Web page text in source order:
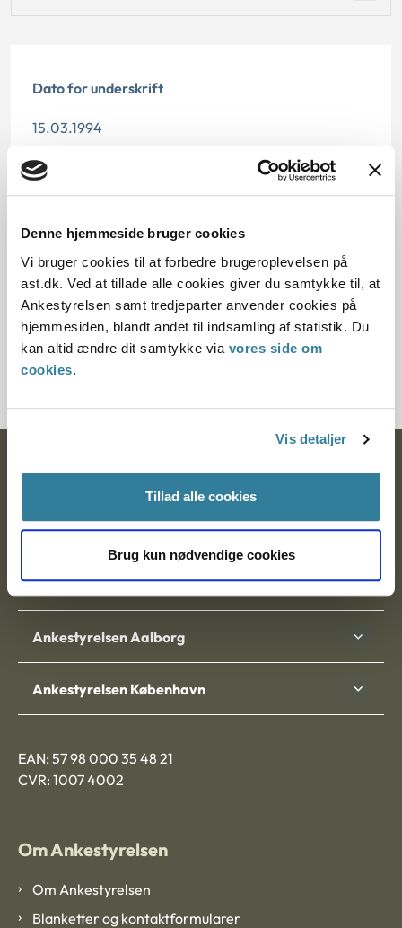
Denne hjemmeside bruger cookies
Vi bruger cookies til at forbedre brugeroplevelsen på
ast.dk. Ved at tillade alle cookies giver du samtykke til, at
Ankestyrelsen samt tredjeparter anvender cookies på
hjemmesiden, blandt andet til indsamling af statistik. Du
kan altid ændre dit samtykke via vores side om
cookies.
Vis detaljer
Tillad alle cookies
Brug kun nødvendige cookies
Dato for underskrift
15.03.1994
Offentliggørelsesdato
Paragraf
§ 59
Journalnummer
20334-92
Ankestyrelsen
Nytorv 7, 2. sal
Ankestyrelsen Aalborg
Ankestyrelsen København
EAN: 57 98 000 35 48 21
CVR: 1007 4002
Om Ankestyrelsen
Om Ankestyrelsen
Blanketter og kontaktformularer